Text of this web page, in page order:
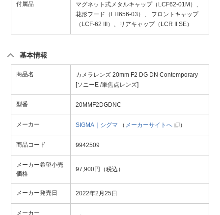
付属品
マグネット式メタルキャップ（LCF62-01M）、
花形フード（LH656-03）、 フロントキャップ
（LCF-62 III）、リアキャップ（LCR II SE）
基本情報
商品名
カメラレンズ 20mm F2 DG DN Contemporary
[ソニーE /単焦点レンズ]
型番 20MMF2DGDNC
メーカー SIGMA｜シグマ （ メーカーサイトへ ）
商品コード 9942509
メーカー希望小売
価格
97,900円（税込）
メーカー発売日 2022年2月25日
メーカー